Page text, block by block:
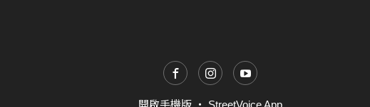
開啟手機版 ・ StreetVoice App